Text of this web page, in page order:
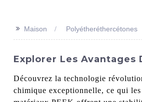
>> Maison Polyétheréthercétones
Explorer Les
Découvrez la technologie
chimique exceptionnelle, ce qui